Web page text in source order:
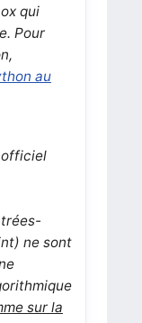
qui
Pour
au
officiel
ne sont
sur la